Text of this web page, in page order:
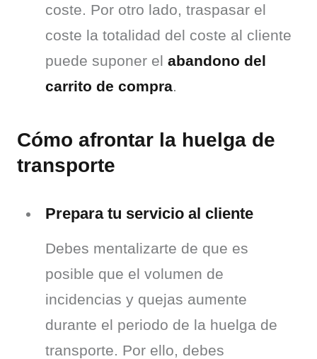
coste. Por otro lado, traspasar el
coste la totalidad del coste al cliente
puede suponer el abandono del
carrito de compra
Cómo afrontar la huelga de
transporte
Prepara tu servicio al cliente
Debes mentalizarte de que es
posible que el volumen de
incidencias y quejas aumente
durante el periodo de la huelga de
transporte. Por ello, debes